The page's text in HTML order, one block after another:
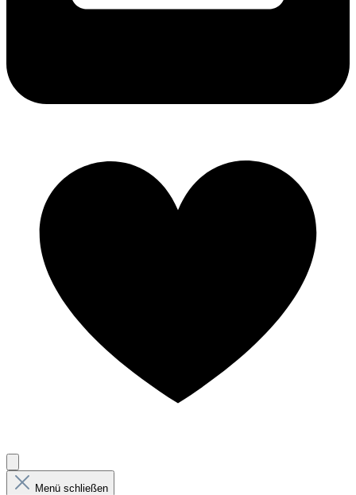
Menü schließen